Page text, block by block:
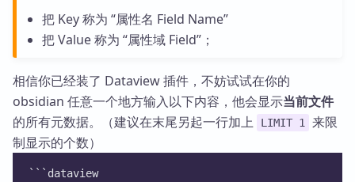
把 Key 称为 “属性名 Field Name”
把 Value 称为 “属性域 Field”；
相信你已经装了 Dataview 插件，不妨试试在你的
obsidian 任意一个地方输入以下内容，他会显示当前文件
的所有元数据。（建议在末尾另起一行加上
LIMIT 1
来限
制显示的个数）
```dataview